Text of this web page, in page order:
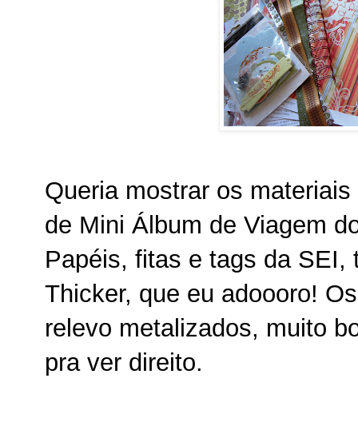
Queria mostrar os
de Mini Álbum de Viagem
Papéis, fitas e tags da SEI,
Thicker, que eu adoooro!
relevo metalizados, muito
pra ver direito.